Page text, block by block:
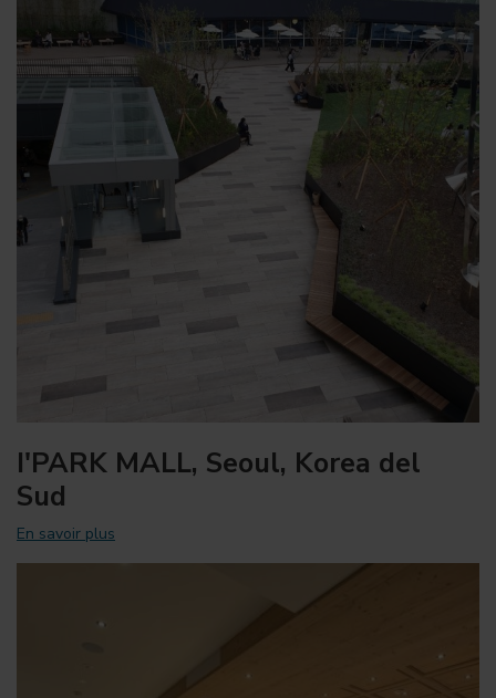
I'PARK MALL, Seoul, Korea del
Sud
En savoir plus